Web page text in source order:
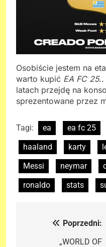
Osobiście jestem na
warto kupić EA FC 25..
latach przejdę na
sprezentowane przez
Tagi: ea ea fc 25
haaland
karty
Messi
neymar
ronaldo
stats
NawigacjaPoprzedni:
„WORLD OF